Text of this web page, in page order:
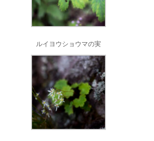
ルイヨウショウマの実